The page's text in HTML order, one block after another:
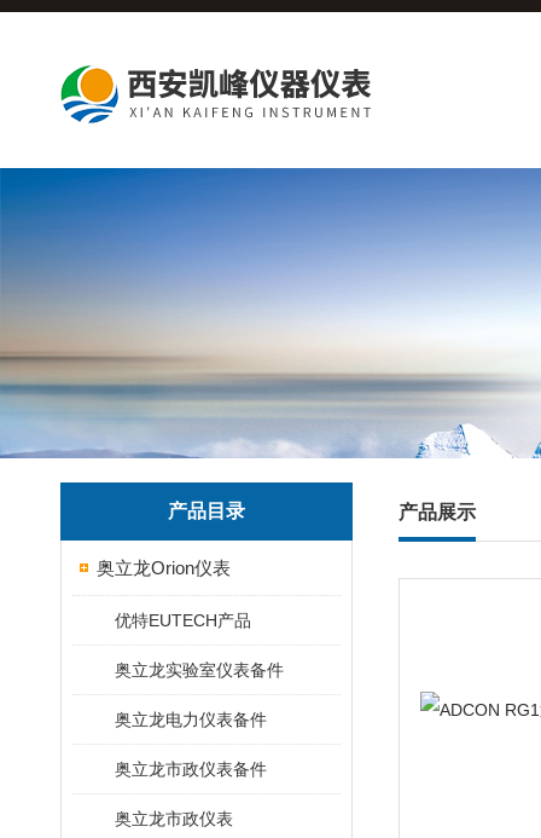
产品目录
奥立龙Orion仪表
优特EUTECH产品
奥立龙实验室仪表备件
奥立龙电力仪表备件
奥立龙市政仪表备件
奥立龙市政仪表
产品展示